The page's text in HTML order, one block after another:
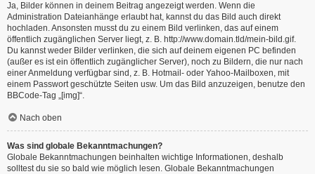
Ja, Bilder können in deinem Beitrag angezeigt werden. Wenn die
Administration Dateianhänge erlaubt hat, kannst du das Bild auch direkt
hochladen. Ansonsten musst du zu einem Bild verlinken, das auf einem
öffentlich zugänglichen Server liegt, z. B. http://www.domain.tld/mein-bild.gif.
Du kannst weder Bilder verlinken, die sich auf deinem eigenen PC befinden
(außer es ist ein öffentlich zugänglicher Server), noch zu Bildern, die nur nach
einer Anmeldung verfügbar sind, z. B. Hotmail- oder Yahoo-Mailboxen, mit
einem Passwort geschützte Seiten usw. Um das Bild anzuzeigen, benutze den
BBCode-Tag „[img]“.
Nach oben
Was sind globale Bekanntmachungen?
Globale Bekanntmachungen beinhalten wichtige Informationen, deshalb
solltest du sie so bald wie möglich lesen. Globale Bekanntmachungen